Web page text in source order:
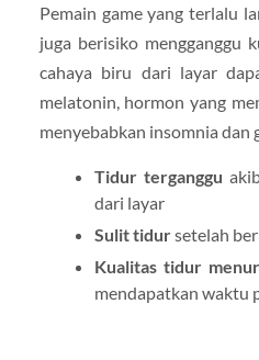
Pemain game yang terlalu
juga berisiko mengganggu
cahaya biru dari layar
melatonin, hormon yang
menyebabkan insomnia dan
Tidur terganggu
dari layar
Sulit tidursetelah
Kualitas tidur
mendapatkan waktu